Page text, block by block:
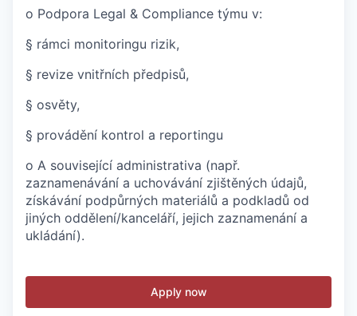
o Podpora Legal & Compliance týmu v:
§ rámci monitoringu rizik,
§ revize vnitřních předpisů,
§ osvěty,
§ provádění kontrol a reportingu
o A související administrativa (např.
zaznamenávání a uchovávání zjištěných údajů,
získávání podpůrných materiálů a podkladů od
jiných oddělení/kanceláří, jejich zaznamenání a
ukládání).
Apply now